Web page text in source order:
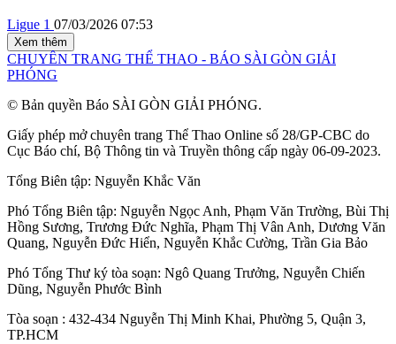
Ligue 1 07/03/2026 07:53
Xem thêm
CHUYÊN TRANG THỂ THAO - BÁO SÀI GÒN GIẢI
PHÓNG
© Bản quyền Báo SÀI GÒN GIẢI PHÓNG.
Giấy phép mở chuyên trang Thể Thao Online số 28/GP-CBC do
Cục Báo chí, Bộ Thông tin và Truyền thông cấp ngày 06-09-2023.
Tổng Biên tập: Nguyễn Khắc Văn
Phó Tổng Biên tập: Nguyễn Ngọc Anh, Phạm Văn Trường, Bùi Thị
Hồng Sương, Trương Đức Nghĩa, Phạm Thị Vân Anh, Dương Văn
Quang, Nguyễn Đức Hiển, Nguyễn Khắc Cường, Trần Gia Bảo
Phó Tổng Thư ký tòa soạn: Ngô Quang Trưởng, Nguyễn Chiến
Dũng, Nguyễn Phước Bình
Tòa soạn : 432-434 Nguyễn Thị Minh Khai, Phường 5, Quận 3,
TP.HCM